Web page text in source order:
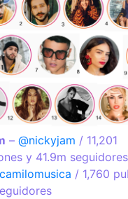
–@nickyjam / 11,201
y 41.9m seguidores
camilomusica / 1,760